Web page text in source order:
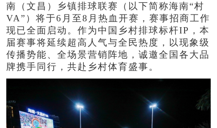
南（文昌）乡镇排球联赛（以下简称海南“村
VA”）将于6月至8月热血开赛，赛事招商工作
现已全面启动。作为中国乡村排球标杆IP，本
届赛事将延续超高人气与全民热度，以现象级
传播势能、全场景营销阵地，诚邀全国各大品
牌携手同行，共赴乡村体育盛事。